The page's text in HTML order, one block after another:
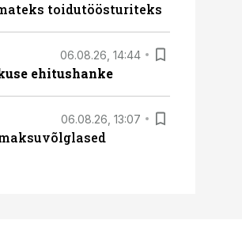
toidutöösturiteks
06.08.26, 14:44
ehitushanke
06.08.26, 13:07